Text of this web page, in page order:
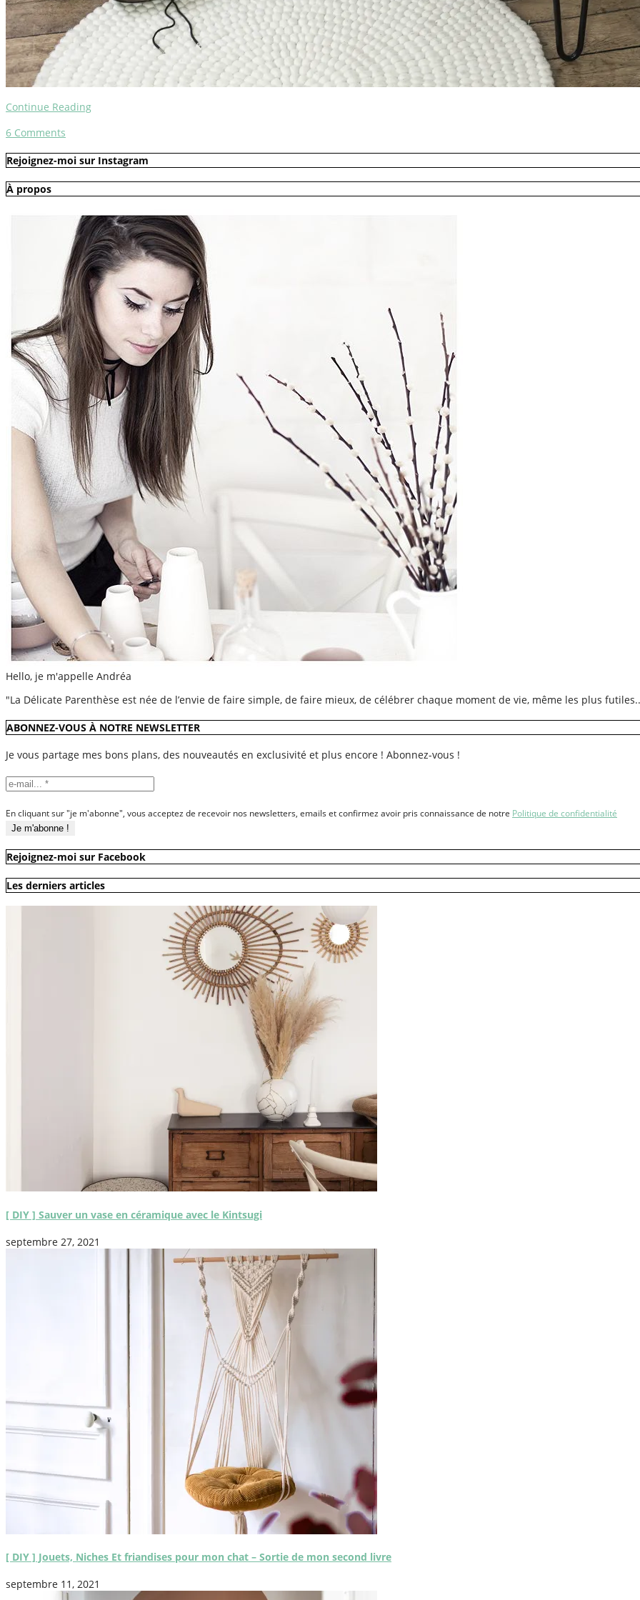
Continue Reading
6 Comments
Rejoignez-moi sur Instagram
À propos
Hello, je m'appelle Andréa
"La Délicate Parenthèse est née de l’envie de faire simple, de faire mieux, de célébrer chaque moment de vie, même les plus
ABONNEZ-VOUS À NOTRE NEWSLETTER
Je vous partage mes bons plans, des nouveautés en exclusivité et plus encore ! Abonnez-vous !
En cliquant sur "je m'abonne", vous acceptez de recevoir nos newsletters, emails et confirmez avoir pris connaissance de notre Politique de confidentialité
Rejoignez-moi sur Facebook
Les derniers articles
[ DIY ] Sauver un vase en céramique avec le Kintsugi
septembre 27, 2021
[ DIY ] Jouets, Niches Et friandises pour mon chat – Sortie de mon second livre
septembre 11, 2021